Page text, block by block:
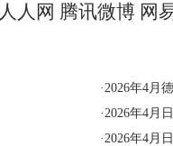
人人网 腾讯微博 网
·2026年4月
·2026年4月
·2026年4月